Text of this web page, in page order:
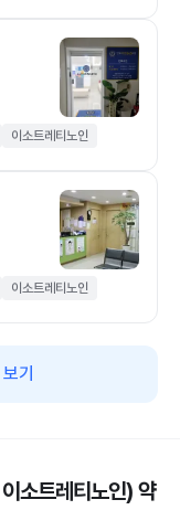
이소트레티노인
이소트레티노인
기
소트레티노인) 약